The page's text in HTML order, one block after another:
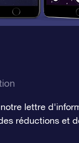
lettre
réductions et